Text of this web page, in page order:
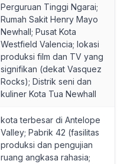
Perguruan Tinggi Ngarai;
Rumah Sakit Henry Mayo
Newhall; Pusat Kota
Westfield Valencia; lokasi
produksi film dan TV yang
signifikan (dekat Vasquez
Rocks); Distrik seni dan
kuliner Kota Tua Newhall
kota terbesar di Antelope
Valley; Pabrik 42 (fasilitas
produksi dan pengujian
ruang angkasa rahasia;